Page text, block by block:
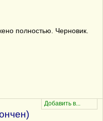
полностью. Черновик.